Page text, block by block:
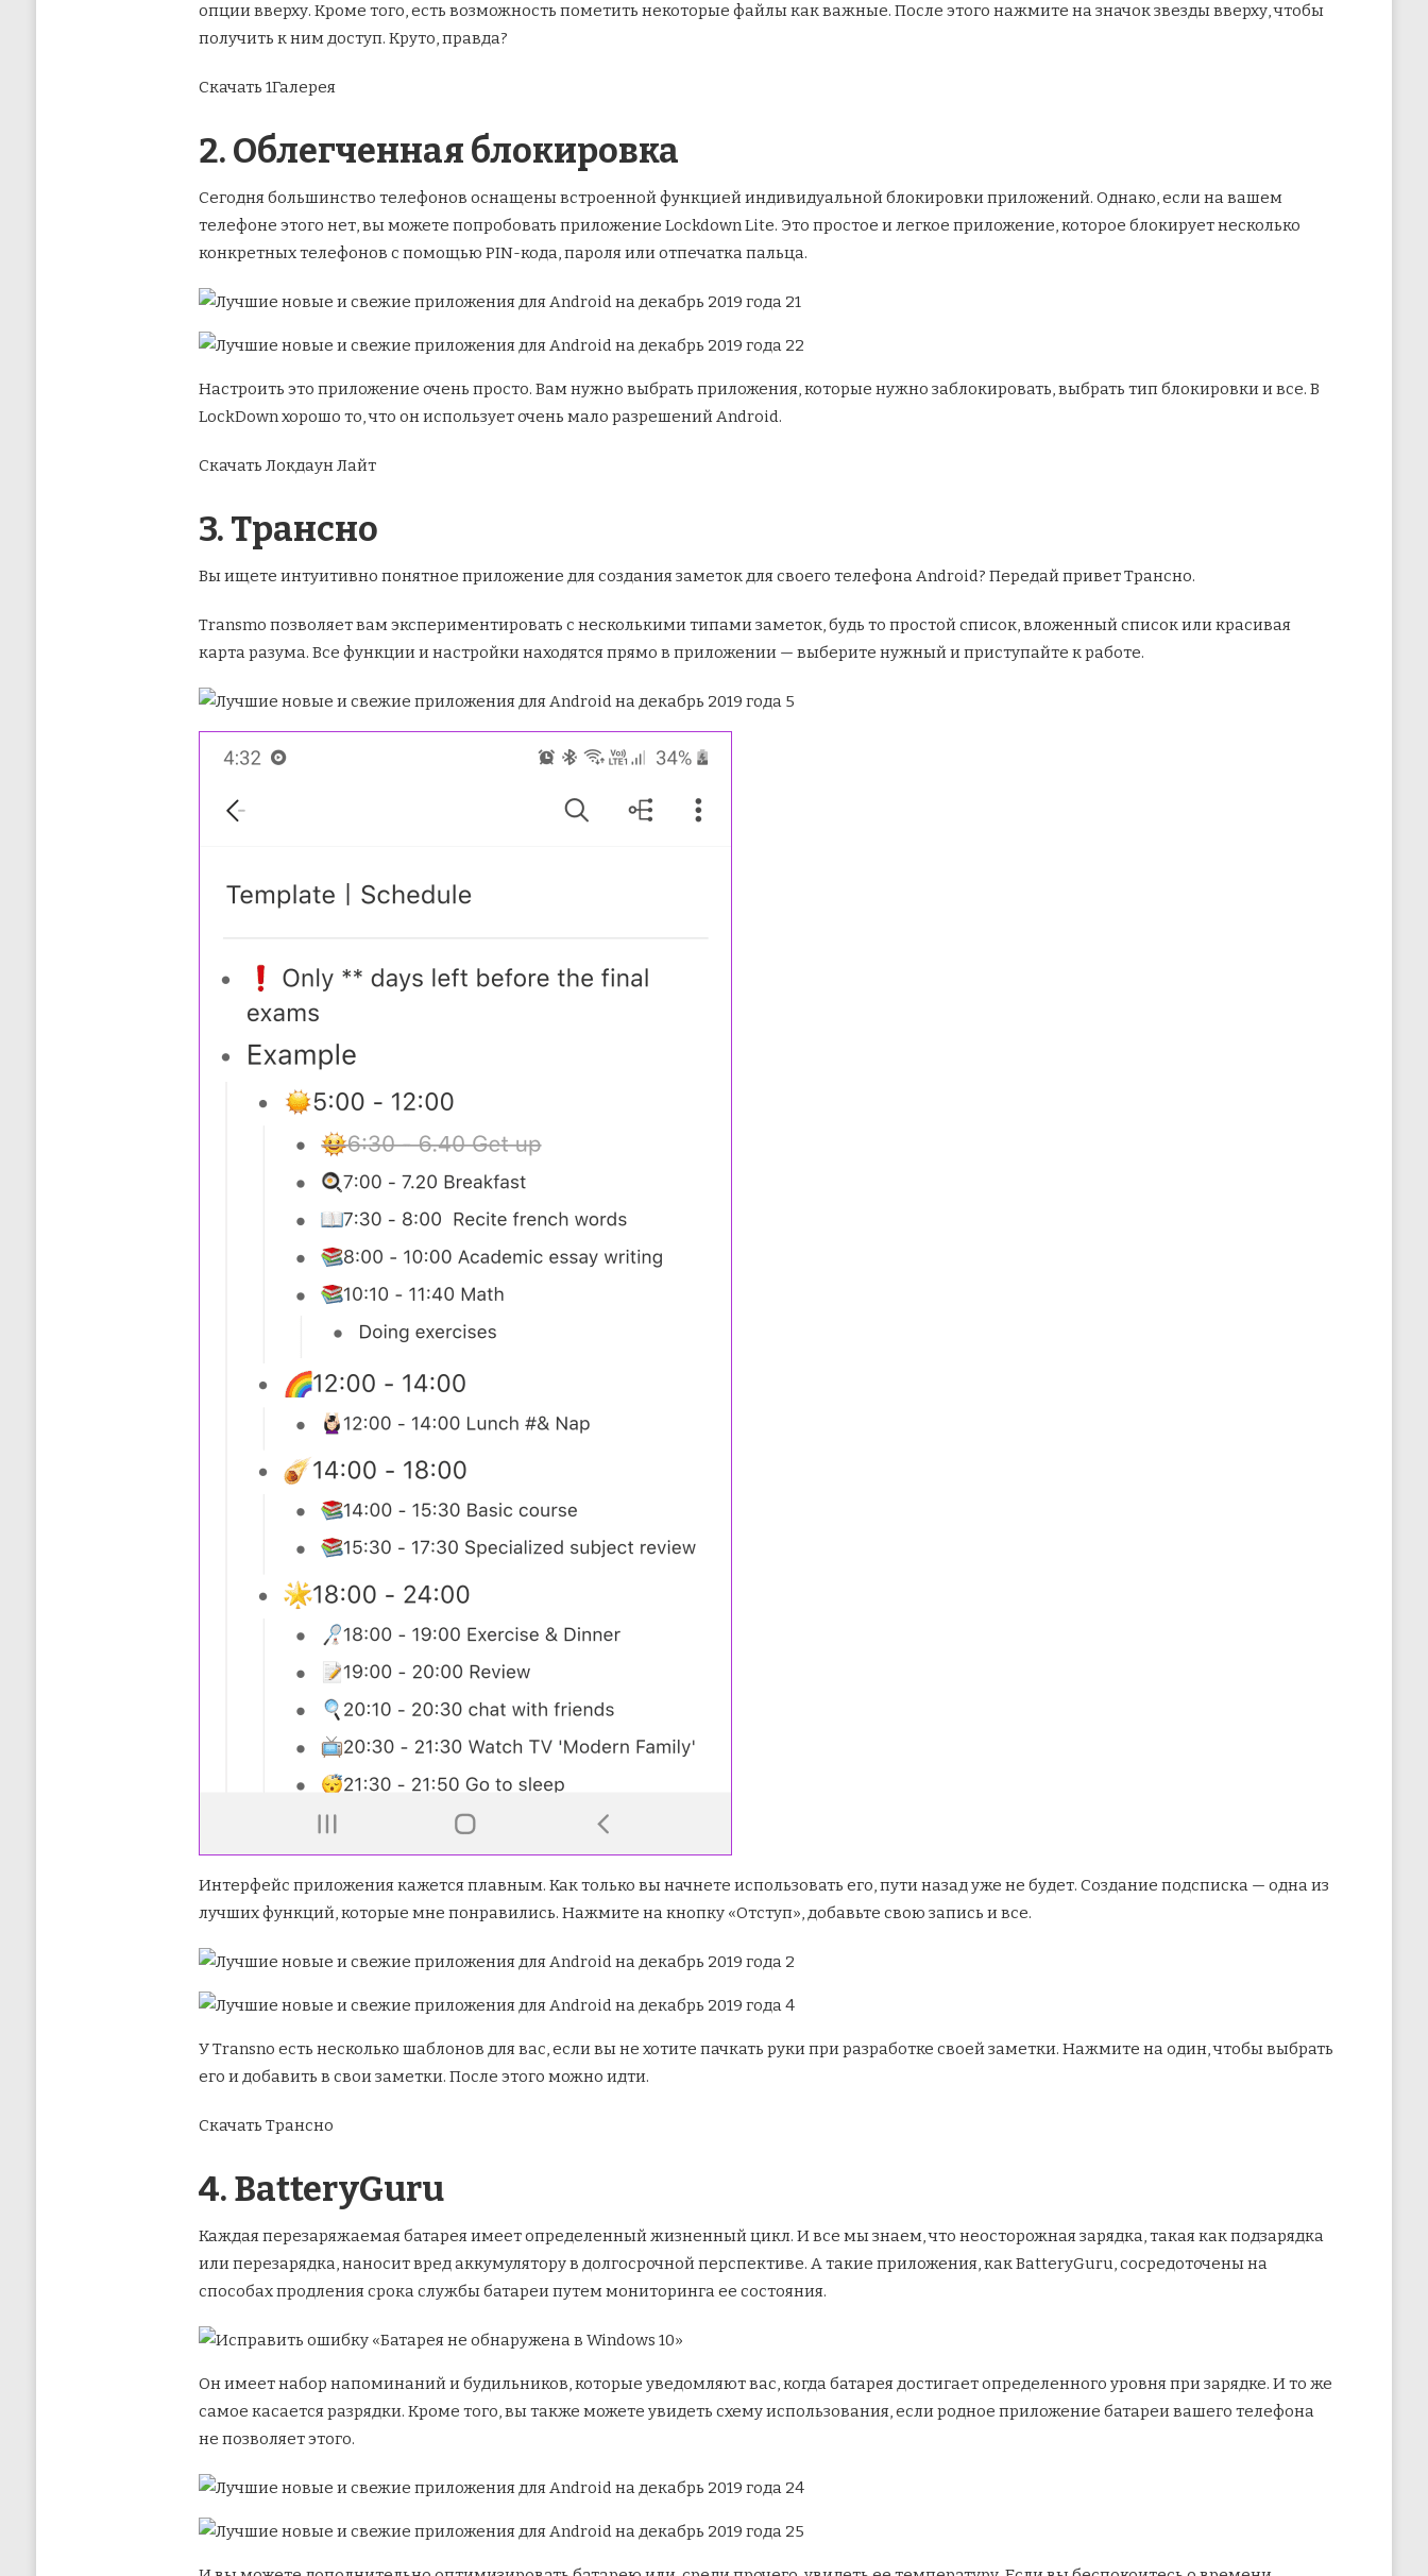
опции вверху. Кроме того, есть возможность пометить некоторые файлы как важные. После этого нажмите на значок звезды вверху, чтобы
получить к ним доступ. Круто, правда?
Скачать 1Галерея
2. Облегченная блокировка
Сегодня большинство телефонов оснащены встроенной функцией индивидуальной блокировки приложений. Однако, если на вашем
телефоне этого нет, вы можете попробовать приложение Lockdown Lite. Это простое и легкое приложение, которое блокирует несколько
конкретных телефонов с помощью PIN-кода, пароля или отпечатка пальца.
Настроить это приложение очень просто. Вам нужно выбрать приложения, которые нужно заблокировать, выбрать тип блокировки и все. В
LockDown хорошо то, что он использует очень мало разрешений Android.
Скачать Локдаун Лайт
3. Трансно
Вы ищете интуитивно понятное приложение для создания заметок для своего телефона Android? Передай привет Трансно.
Transmo позволяет вам экспериментировать с несколькими типами заметок, будь то простой список, вложенный список или красивая
карта разума. Все функции и настройки находятся прямо в приложении — выберите нужный и приступайте к работе.
Интерфейс приложения кажется плавным. Как только вы начнете использовать его, пути назад уже не будет. Создание подсписка — одна из
лучших функций, которые мне понравились. Нажмите на кнопку «Отступ», добавьте свою запись и все.
У Transno есть несколько шаблонов для вас, если вы не хотите пачкать руки при разработке своей заметки. Нажмите на один, чтобы выбрать
его и добавить в свои заметки. После этого можно идти.
Скачать Трансно
4. BatteryGuru
Каждая перезаряжаемая батарея имеет определенный жизненный цикл. И все мы знаем, что неосторожная зарядка, такая как подзарядка
или перезарядка, наносит вред аккумулятору в долгосрочной перспективе. А такие приложения, как BatteryGuru, сосредоточены на
способах продления срока службы батареи путем мониторинга ее состояния.
Он имеет набор напоминаний и будильников, которые уведомляют вас, когда батарея достигает определенного уровня при зарядке. И то же
самое касается разрядки. Кроме того, вы также можете увидеть схему использования, если родное приложение батареи вашего телефона
не позволяет этого.